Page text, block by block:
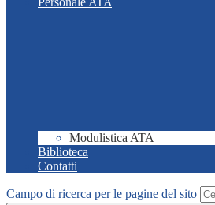
Modulistica ATA
Biblioteca
Contatti
Campo di ricerca per le pagine del sito